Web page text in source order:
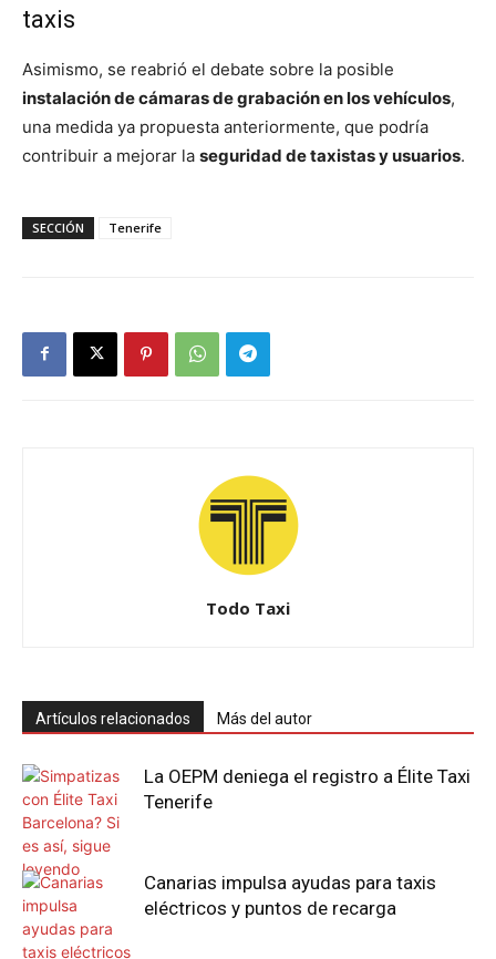
taxis
Asimismo, se reabrió el debate sobre la posible
instalación de cámaras de grabación en los vehículos,
una medida ya propuesta anteriormente, que podría
contribuir a mejorar la seguridad de taxistas y usuarios.
SECCIÓN Tenerife
Todo Taxi
Artículos relacionados Más del autor
La OEPM deniega el registro a Élite Taxi
Tenerife
Canarias impulsa ayudas para taxis
eléctricos y puntos de recarga